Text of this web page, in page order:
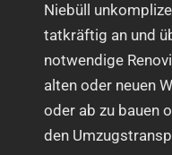
Niebüll
tatkräftig an und
notwendige
alten oder neuen
oder ab zu bauen
den